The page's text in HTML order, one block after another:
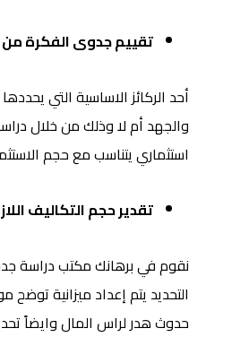
تقييم جدوى الفكرة من
أحد الركائز الاساسية التي
والجهد أم لا وذلك من خلال
استثماري يتناسب مع حجم
تقدير حجم التكاليف
نقوم في برهانك مكتب دراسة
التحديد يتم إعداد ميزانية
حدوث هدر لراس المال وايضاً